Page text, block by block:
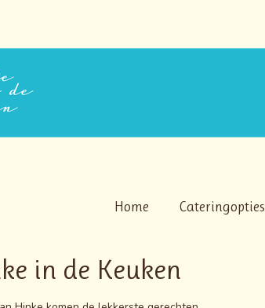
Home Cateringopties
in de Keuken